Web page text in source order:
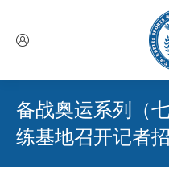
备战奥运系列（
练基地召开记者